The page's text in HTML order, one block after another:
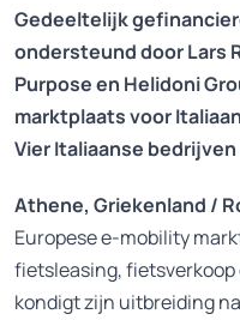
Gedeeltelijk
ondersteund door Lars
Purpose en Helidoni
marktplaats voor
Vier Italiaanse
Athene, Griekenland /
Europese e-mobility
fietsleasing,
kondigt zijn uitbreiding